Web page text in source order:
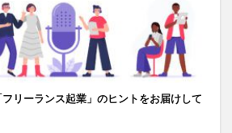
リーランス起業」のヒントをお届けして